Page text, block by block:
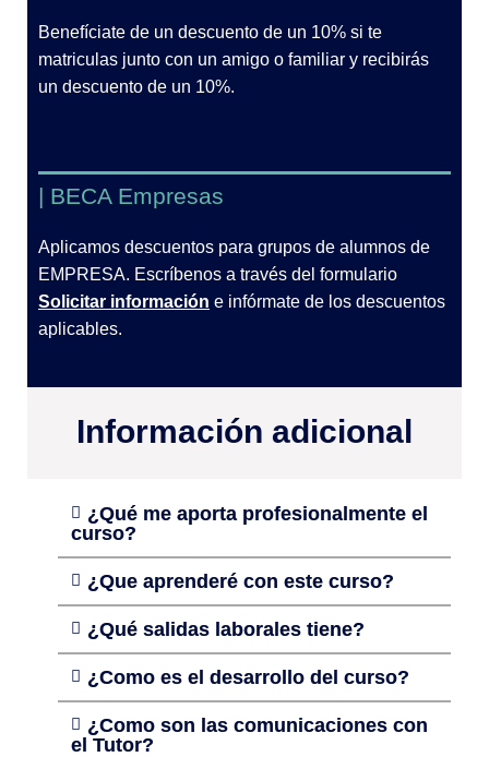
Benefíciate de un descuento de un 10% si te
matriculas junto con un amigo o familiar y recibirás
un descuento de un 10%.
| BECA Empresas
Aplicamos descuentos para grupos de alumnos de
EMPRESA. Escríbenos a través del formulario
Solicitar información e infórmate de los descuentos
aplicables.
Información adicional
¿Qué me aporta profesionalmente el
curso?
¿Que aprenderé con este curso?
¿Qué salidas laborales tiene?
¿Como es el desarrollo del curso?
¿Como son las comunicaciones con
el Tutor?